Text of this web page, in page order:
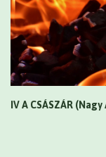
IV A CSÁSZÁR